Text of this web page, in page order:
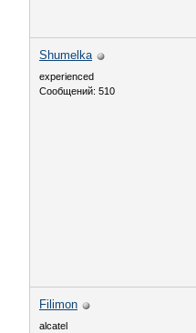
Shumelka
experienced
Сообщений: 510
Filimon
alcatel